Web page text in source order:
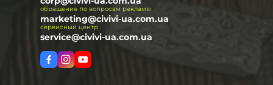
обращение по вопросам рекламы
marketing@civivi-ua.com.ua
сервисный центр
service@civivi-ua.com.ua